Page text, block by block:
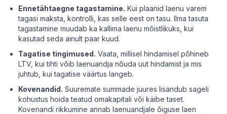
Ennetähtaegne tagastamine. Kui plaanid laenu varem
tagasi maksta, kontrolli, kas selle eest on tasu. Ilma tasuta
tagastamine muudab ka kallima laenu mõistlikuks, kui
kasutad seda ainult paar kuud.
Tagatise tingimused. Vaata, millisel hindamisel põhineb
LTV, kui tihti võib laenuandja nõuda uut hindamist ja mis
juhtub, kui tagatise väärtus langeb.
Kovenandid. Suuremate summade juures lisandub sageli
kohustus hoida teatud omakapitali või käibe taset.
Kovenandi rikkumine annab laenuandjale õiguse laen